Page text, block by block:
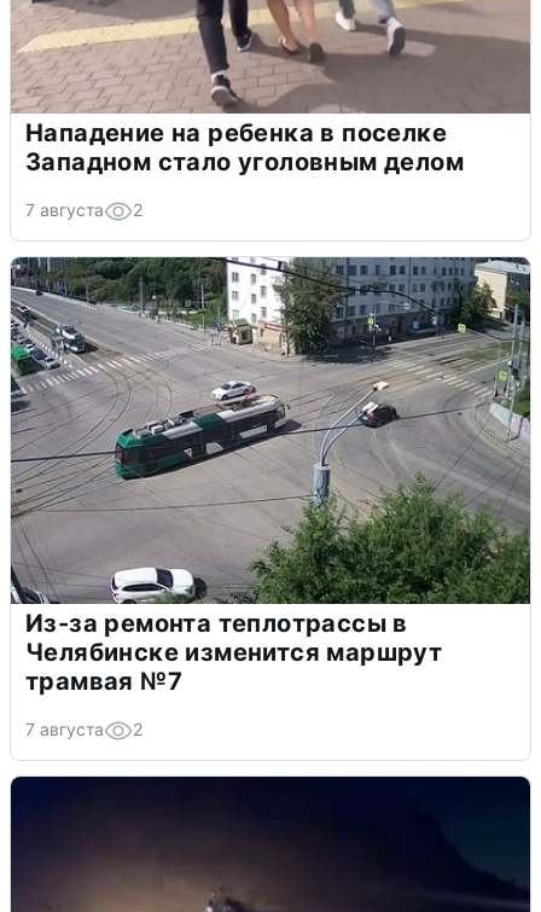
Нападение на ребенка в поселке
Западном стало уголовным делом
7 августа 2
Из-за ремонта теплотрассы в
Челябинске изменится маршрут
трамвая №7
7 августа 2